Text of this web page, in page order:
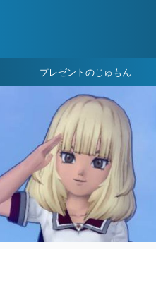
プレゼントのじゅもん